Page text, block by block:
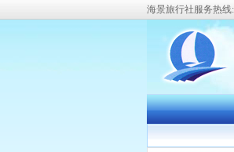
海景旅行社服务热线: